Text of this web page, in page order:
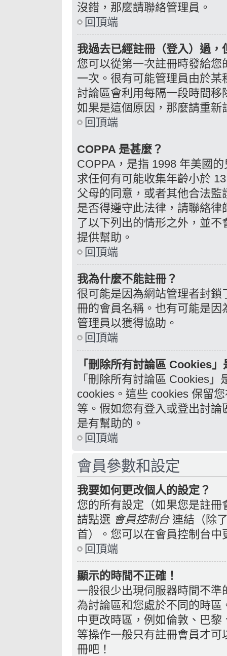
沒錯，那麼請聯絡管理員。
回頂端
我過去已經註冊（登入）過
您可以從第一次註冊時發給
一次。很有可能管理員由於
討論區會利用每隔一段時間
如果是這個原因，那麼請重
回頂端
COPPA 是甚麼？
COPPA，是指 1998 年美國
求任何有可能收集年齡小於
父母的同意，或者其他合法
是否得遵守此法律，請聯絡
了以下列出的情形之外，並
提供幫助。
回頂端
我為什麼不能註冊？
很可能是因為網站管理者封
冊的會員名稱。也有可能是
管理員以獲得協助。
回頂端
「刪除所有討論區 Cookies
「刪除所有討論區 Cookies
cookies。這些 cookies 保留
等。假如您有登入或登出討
是有幫助的。
回頂端
會員參數和設定
我要如何更改個人的設定？
您的所有設定（如果您是註
請點選 會員控制台連結（除
首）。您可以在會員控制台
回頂端
顯示的時間不正確！
一般很少出現伺服器時間不
為討論區和您處於不同的時
中更改時區，例如倫敦、巴
等操作一般只有註冊會員才
冊吧！